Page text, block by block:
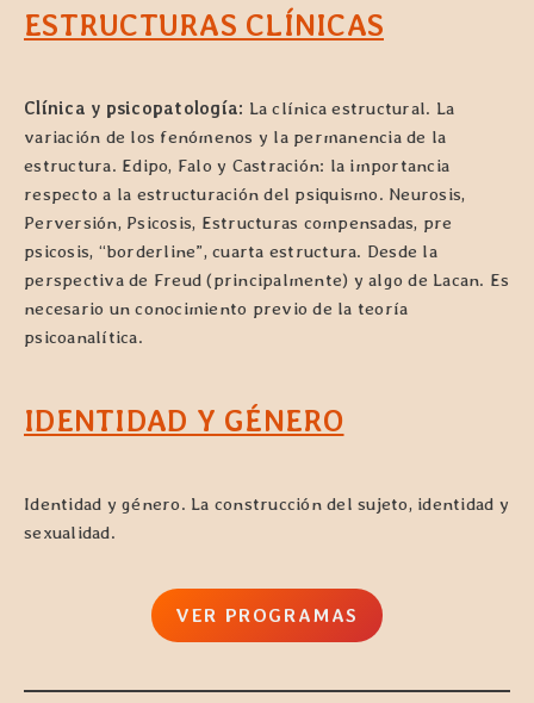
ESTRUCTURAS CLÍNICAS
Clínica y psicopatología: La clínica estructural. La
variación de los fenómenos y la permanencia de la
estructura. Edipo, Falo y Castración: la importancia
respecto a la estructuración del psiquismo. Neurosis,
Perversión, Psicosis, Estructuras compensadas, pre
psicosis, “borderline”, cuarta estructura. Desde la
perspectiva de Freud (principalmente) y algo de Lacan. Es
necesario un conocimiento previo de la teoría
psicoanalítica.
IDENTIDAD Y GÉNERO
Identidad y género. La construcción del sujeto, identidad y
sexualidad.
VER PROGRAMAS